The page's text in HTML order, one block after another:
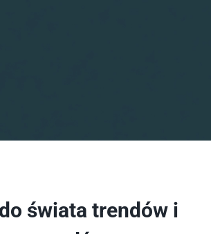
świata trendów i